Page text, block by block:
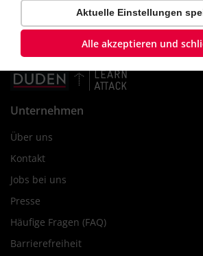
Unternehmen
Über uns
Kontakt
Jobs bei uns
Presse
Häufige Fragen (FAQ)
Barrierefreiheit
Abgelehnt:
Personalisierungs-Cookies
Aktuelle Einstellungen
Alle akzeptieren und